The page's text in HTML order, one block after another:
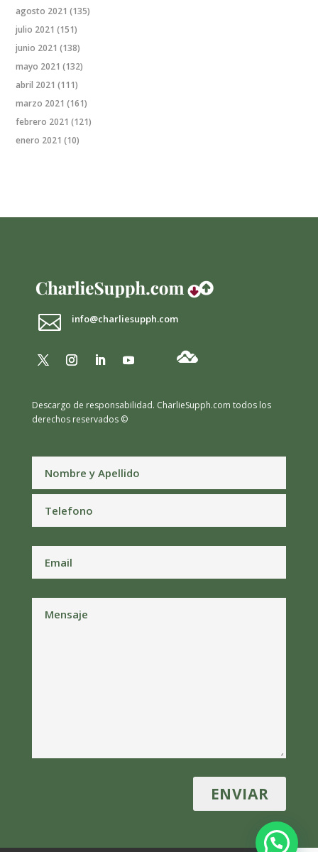
agosto 2021 (135)
julio 2021 (151)
junio 2021 (138)
mayo 2021 (132)
abril 2021 (111)
marzo 2021 (161)
febrero 2021 (121)
enero 2021 (10)
 info@charliesupph.com
Descargo de responsabilidad. CharlieSupph.com todos los
derechos reservados ©